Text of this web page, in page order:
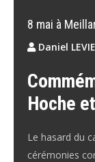
8 mai à
Daniel
Hoche
Le hasard du
cérémonies